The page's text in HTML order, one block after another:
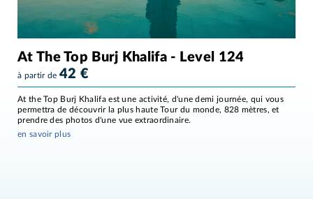
At The Top Burj Khalifa - Level 124
à partir de 42 €
At the Top Burj Khalifa est une activité, d'une demi journée, qui vous
permettra de découvrir la plus haute Tour du monde, 828 mètres, et
prendre des photos d'une vue extraordinaire.
en savoir plus